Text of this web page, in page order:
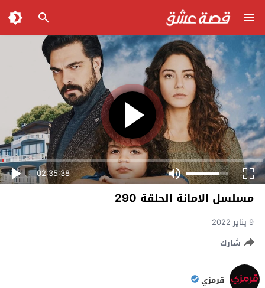
02:35:38
مسلسل الامانة الحلقة 290
9 يناير 2022
شارك
قرمزي